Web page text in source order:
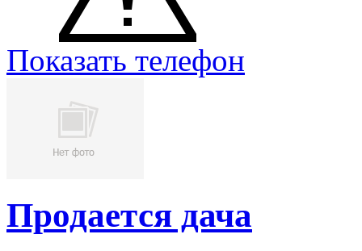
Показать телефон
Продается дача